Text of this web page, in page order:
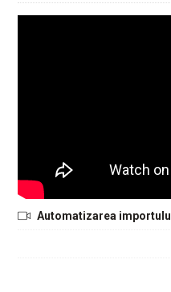
Automatizarea